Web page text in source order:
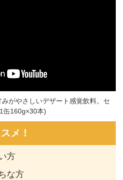
がやさしいデザート感覚飲料。セ
缶160g×30本)
メ！
方
な方